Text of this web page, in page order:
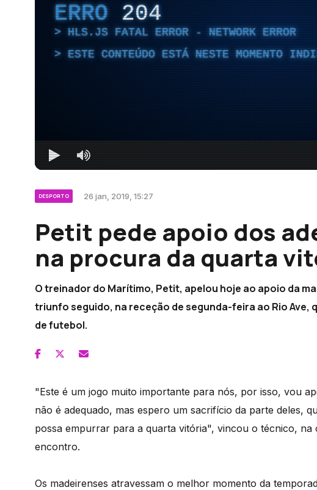
ERRO 204
HLS.JS FATAL ERROR - NETWORK ERROR
ESTE CONTEÚDO ESTÁ NESTE MOMENTO
DESPORTO 26 jan, 2019, 15:27
Petit pede apoio dos
na procura da quarta
O treinador do Marítimo, Petit, apelou hoje ao apoio da
triunfo seguido, na receção de segunda-feira ao Rio Ave,
de futebol.
"Este é um jogo muito importante para nós, por isso, vou
não é adequado, mas espero um sacrifício da parte deles,
possa empurrar para a quarta vitória", vincou o técnico, na
encontro.
Os madeirenses atravessam o melhor momento da